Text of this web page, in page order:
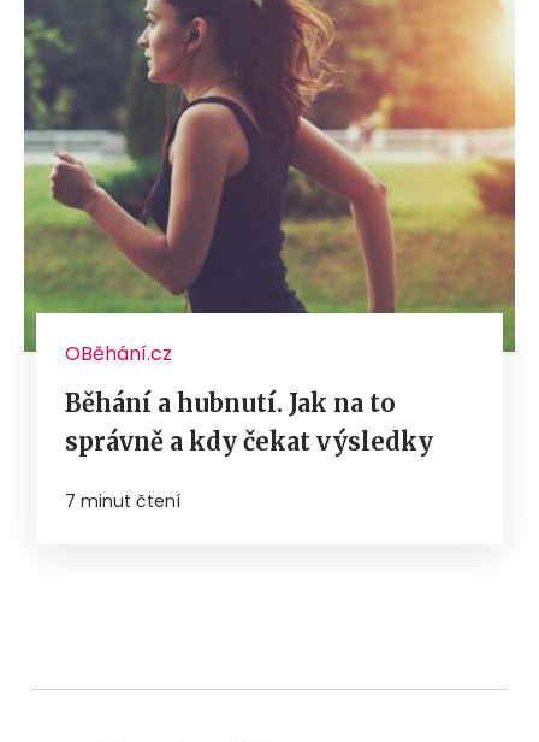
OBěhání.cz
Běhání a hubnutí. Jak na to
správně a kdy čekat výsledky
7 minut čtení